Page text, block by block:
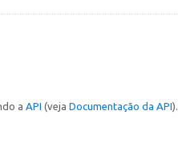
a API (veja Documentação da API).